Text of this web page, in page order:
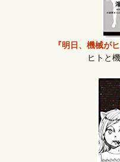
『明日、機械が
ヒトと